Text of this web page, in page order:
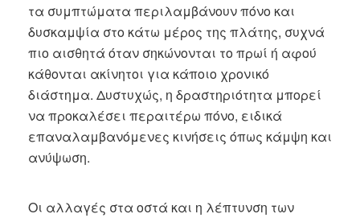
τα συμπτώματα περιλαμβάνουν πόνο και
δυσκαμψία στο κάτω μέρος της πλάτης, συχνά
πιο αισθητά όταν σηκώνονται το πρωί ή αφού
κάθονται ακίνητοι για κάποιο χρονικό
διάστημα. Δυστυχώς, η δραστηριότητα μπορεί
να προκαλέσει περαιτέρω πόνο, ειδικά
επαναλαμβανόμενες κινήσεις όπως κάμψη και
ανύψωση.
Οι αλλαγές στα οστά και η λέπτυνση των